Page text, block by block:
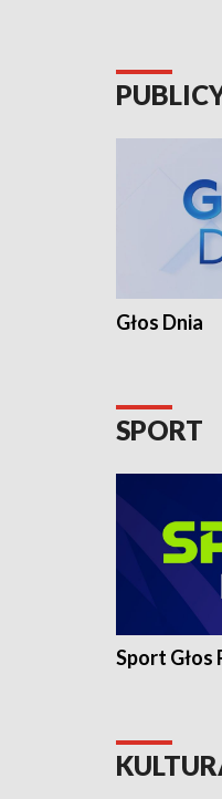
Głos Dnia
SPORT
Sport Głos